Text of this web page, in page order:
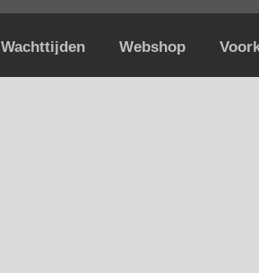
Wachttijden Webshop